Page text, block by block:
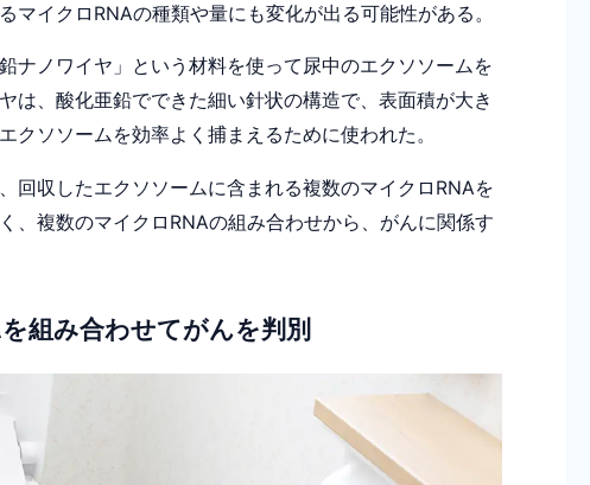
マイクロRNAの種類や量にも変化が出る可能性がある。
ナノワイヤ」という材料を使って尿中のエクソソームを
は、酸化亜鉛でできた細い針状の構造で、表面積が大き
クソソームを効率よく捕まえるために使われた。
回収したエクソソームに含まれる複数のマイクロRNAを
、複数のマイクロRNAの組み合わせから、がんに関係す
組み合わせてがんを判別